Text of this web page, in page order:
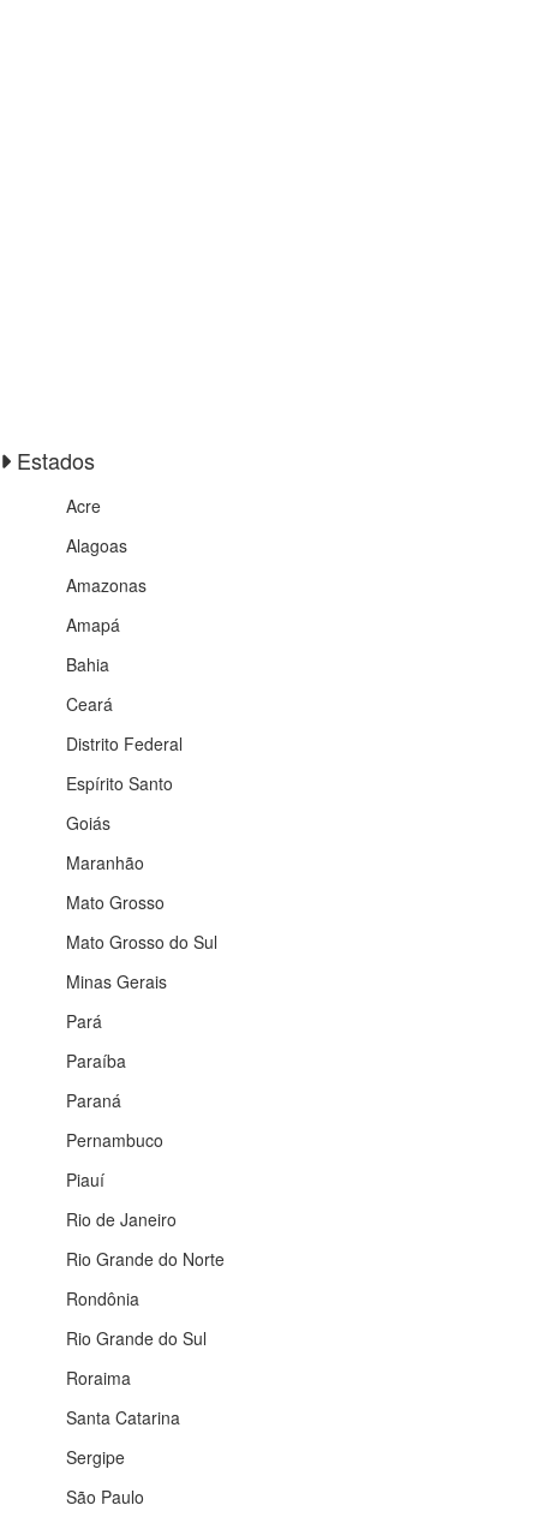
Estados
Acre
Alagoas
Amazonas
Amapá
Bahia
Ceará
Distrito Federal
Espírito Santo
Goiás
Maranhão
Mato Grosso
Mato Grosso do Sul
Minas Gerais
Pará
Paraíba
Paraná
Pernambuco
Piauí
Rio de Janeiro
Rio Grande do Norte
Rondônia
Rio Grande do Sul
Roraima
Santa Catarina
Sergipe
São Paulo